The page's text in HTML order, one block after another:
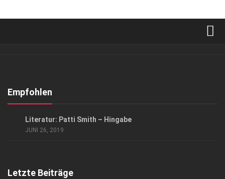
Kontakt, Impressum
Empfohlen
Literatur: Patti Smith – Hingabe
JUNI 26, 2019
Letzte Beiträge